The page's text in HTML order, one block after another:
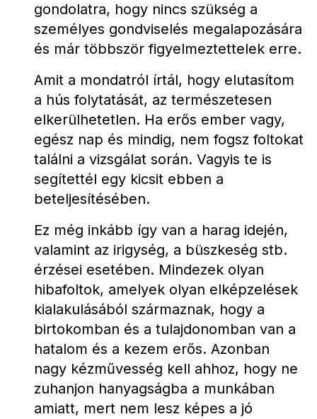
gondolatra, hogy nincs szükség a
személyes gondviselés megalapozására
és már többször figyelmeztettelek erre.
Amit a mondatról írtál, hogy elutasítom
a hús folytatását, az természetesen
elkerülhetetlen. Ha erős ember vagy,
egész nap és mindig, nem fogsz foltokat
találni a vizsgálat során. Vagyis te is
segítettél egy kicsit ebben a
beteljesítésében.
Ez még inkább így van a harag idején,
valamint az irigység, a büszkeség stb.
érzései esetében. Mindezek olyan
hibafoltok, amelyek olyan elképzelések
kialakulásából származnak, hogy a
birtokomban és a tulajdonomban van a
hatalom és a kezem erős. Azonban
nagy kézművesség kell ahhoz, hogy ne
zuhanjon hanyagságba a munkában
amiatt, mert nem lesz képes a jó